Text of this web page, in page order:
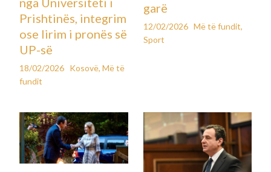
Prishtinës, integrim
ose lirim i pronës së
UP-së
18/02/2026 Kosovë,Më të
fundit
garë
12/02/2026 Më të fundit,
Sport